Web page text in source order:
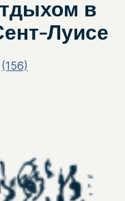
в
Луисе
Прочитали
(156)